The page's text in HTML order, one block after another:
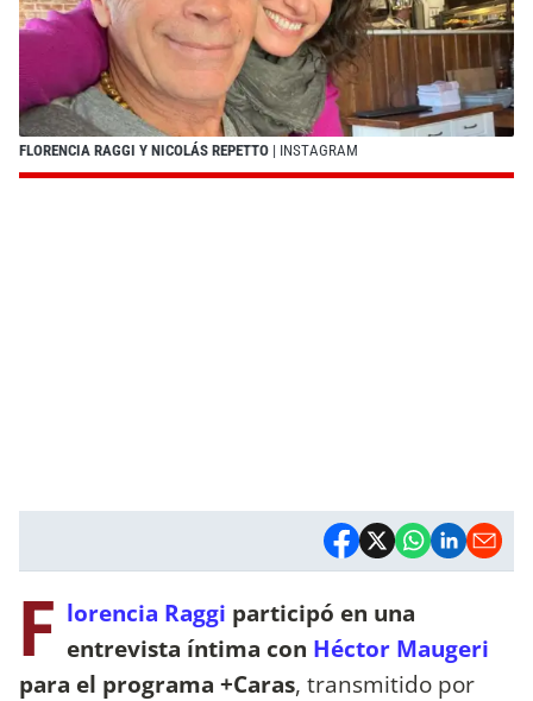
FLORENCIA RAGGI Y NICOLÁS REPETTO | INSTAGRAM
F lorencia Raggi participó en una
entrevista íntima con Héctor Maugeri
para el programa +Caras, transmitido por